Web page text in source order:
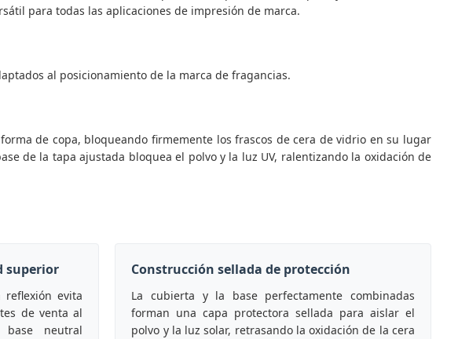
para todas las aplicaciones de impresión de marca.
al posicionamiento de la marca de fragancias.
de copa, bloqueando firmemente los frascos de cera de vidrio en su lugar
de la tapa ajustada bloquea el polvo y la luz UV, ralentizando la oxidación de
superior
evita
de venta al
neutral
Construcción sellada de protección
La cubierta y la base perfectamente combinadas
forman una capa protectora sellada para aislar el
polvo y la luz solar, retrasando la oxidación de la cera